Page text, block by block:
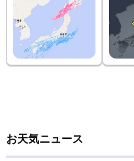
お天気ニュース